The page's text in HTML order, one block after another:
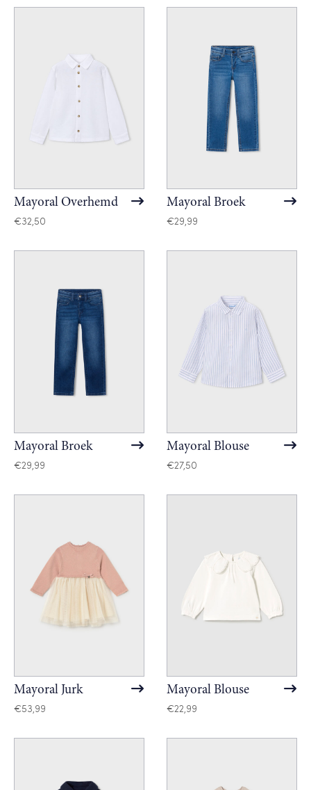
Mayoral Overhemd
€32,50
Mayoral Broek
€29,99
Mayoral Broek
€29,99
Mayoral Blouse
€27,50
Mayoral Jurk
€53,99
Mayoral Blouse
€22,99